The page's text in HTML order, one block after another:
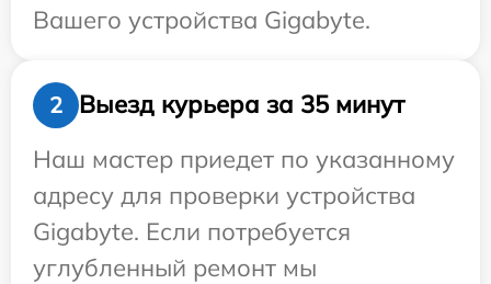
Вашего устройства Gigabyte.
2
Выезд курьера за 35 минут
Наш мастер приедет по указанному
адресу для проверки устройства
Gigabyte. Если потребуется
углубленный ремонт мы